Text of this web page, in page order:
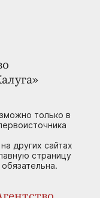
только в
других сайтах
страницу